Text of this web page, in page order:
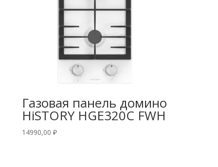
Газовая панель домино
HiSTORY HGE320C FWH
14990,00 ₽